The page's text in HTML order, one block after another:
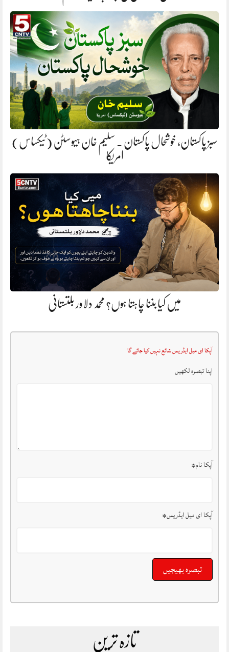
سبز پاکستان، خوشحال پاکستان . سلیم خان ہیوسٹن (ٹیکساس)
امریکا
میں کیا بننا چاہتا ہوں؟ محمد دلاور بلتستانی
آپکا ای میل ایڈریس شائع نہیں کیا جائے گا
اپنا تبصرہ لکھیں
آپکا نام*
آپکا ای میل ایڈریس*
تازہ ترین